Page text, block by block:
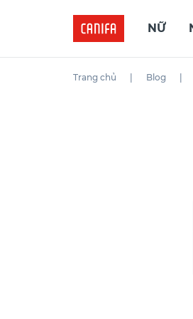
NỮ
Trang chủ Blog